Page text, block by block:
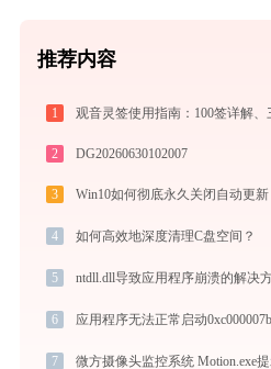
推荐内容
1
2 DG20260630102007
3
4 如何高效地深度清理C盘空间？
5 ntdll.dll导致应用程序崩溃的解决
6 应用程序无法正常启动0xc000007b
7